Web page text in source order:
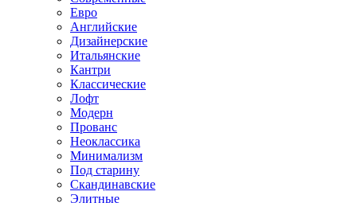
Евро
Английские
Дизайнерские
Итальянские
Кантри
Классические
Лофт
Модерн
Прованс
Неоклассика
Минимализм
Под старину
Скандинавские
Элитные